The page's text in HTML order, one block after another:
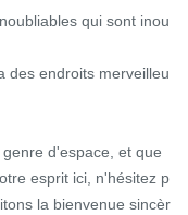
qui sont inou
des endroits merveilleu
d'espace, et que
esprit ici, n'hésitez p
la bienvenue sincèr